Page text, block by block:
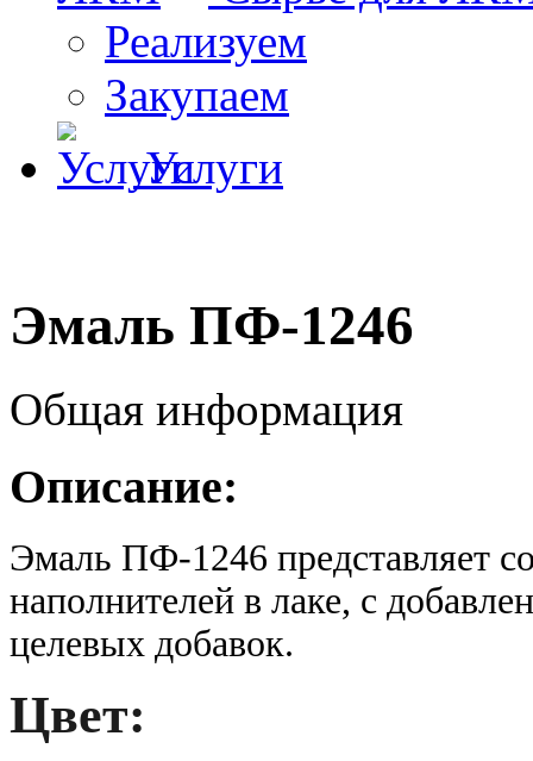
Реализуем
Закупаем
Услуги
Эмаль ПФ-1246
Общая информация
Описание:
Эмаль ПФ-1246 представляет
наполнителей в лаке, с
целевых добавок.
Цвет: